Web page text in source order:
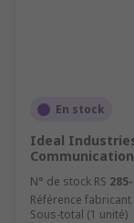
En stock
Ideal
N° de stock RS
Référence fabricant
Sous-total (1 unité)